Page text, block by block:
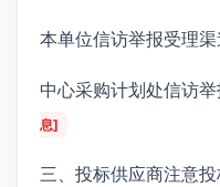
本单位信访举报受理渠
中心采购计划处信访举
息]
三、投标供应商注意